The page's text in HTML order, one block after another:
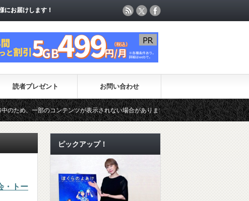
にお届けします！
にお届けします！
読者プレゼント お問い合わせ
部のコンテンツが表示されない場合があります。（一時的に最新コンテンツのページ更
・トー
ピックアップ！